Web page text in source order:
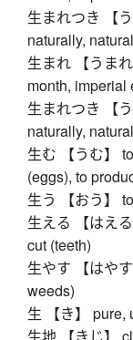
生まれつき 【
naturally,
生まれ 【うま
month, imperial
生まれつき 【
naturally,
生む 【うむ】
(eggs), to
生う 【おう】
生える 【はえ
cut (teeth)
生やす 【はや
weeds)
生 【き】 pure,